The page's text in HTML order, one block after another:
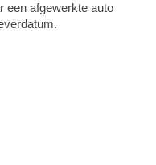
een afgewerkte auto